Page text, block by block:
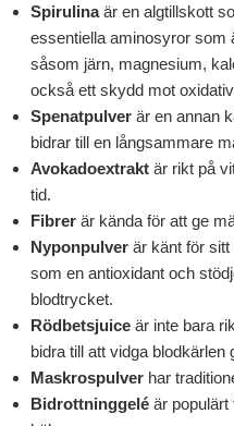
Spirulinaär en algtillskott
essentiella aminosyror som
såsom järn, magnesium,
också ett skydd mot
Spenatpulver är en annan
bidrar till en långsammare
Avokadoextrakt är rikt på
tid.
Fibrer är kända för att ge
Nyponpulver är känt för
som en antioxidant och
blodtrycket.
Rödbetsjuice är inte bara
bidra till att vidga
Maskrospulver har
Bidrottninggelé är